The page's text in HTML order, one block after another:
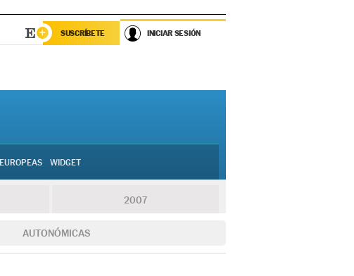
SUSCRÍBETE INICIAR SESIÓN
EUROPEAS WIDGET
2007
AUTONÓMICAS